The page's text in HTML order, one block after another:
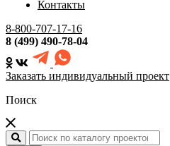
Контакты
8-800-707-17-16
8 (499) 490-78-04
Заказать индивидуальный проект
Поиск